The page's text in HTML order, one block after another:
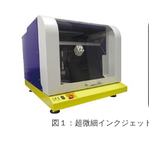
図１：超微細インクジェッ